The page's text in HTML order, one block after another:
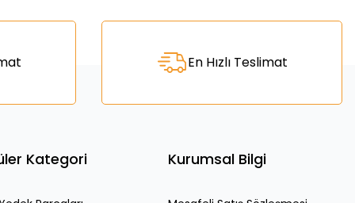
En Hızlı Teslimat
Kategori Kurumsal Bilgi